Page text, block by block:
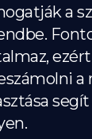
a
a